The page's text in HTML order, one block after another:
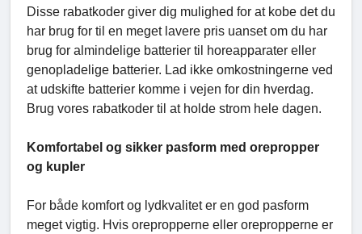
Disse rabatkoder giver dig mulighed for at kobe det du
har brug for til en meget lavere pris uanset om du har
brug for almindelige batterier til horeapparater eller
genopladelige batterier. Lad ikke omkostningerne ved
at udskifte batterier komme i vejen for din hverdag.
Brug vores rabatkoder til at holde strom hele dagen.
Komfortabel og sikker pasform med orepropper
og kupler
For både komfort og lydkvalitet er en god pasform
meget vigtig. Hvis orepropperne eller orepropperne er